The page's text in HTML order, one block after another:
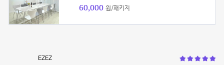
60,000 원/패키지
EZEZ